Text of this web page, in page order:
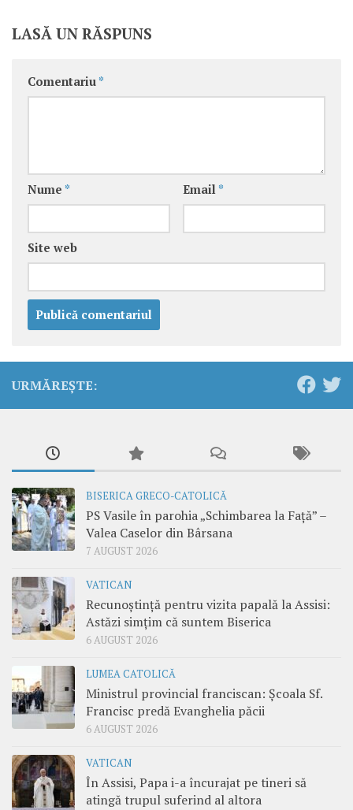
LASĂ UN RĂSPUNS
Comentariu *
Nume * Email *
Site web
URMĂREȘTE:
BISERICA GRECO-CATOLICĂ
PS Vasile în parohia „Schimbarea la Față” –
Valea Caselor din Bârsana
7 AUGUST 2026
VATICAN
Recunoștință pentru vizita papală la Assisi:
Astăzi simțim că suntem Biserica
6 AUGUST 2026
LUMEA CATOLICĂ
Ministrul provincial franciscan: Școala Sf.
Francisc predă Evanghelia păcii
6 AUGUST 2026
VATICAN
În Assisi, Papa i-a încurajat pe tineri să
atingă trupul suferind al altora